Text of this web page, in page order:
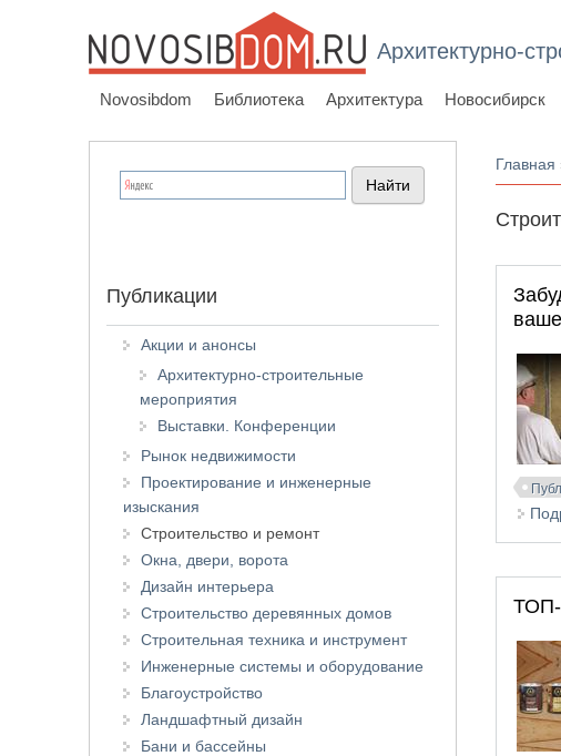
Архитектурно-
Novosibdom Библиотека Архитектура Новосибирск
Вы
Главная
ТОП-
Публикации
Акции и анонсы
Архитектурно-строительные
мероприятия
Выставки. Конференции
Рынок недвижимости
Проектирование и инженерные
изыскания
Строительство и ремонт
Окна, двери, ворота
Дизайн интерьера
Строительство деревянных домов
Строительная техника и инструмент
Инженерные системы и оборудование
Благоустройство
Ландшафтный дизайн
Бани и бассейны